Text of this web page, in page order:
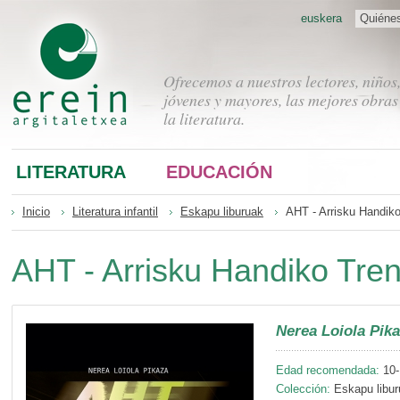
Ofrecemos a nuestros lectores, niños,
jóvenes y mayores, las mejores
la literatura.
euskera
LITERATURA EDUCACIÓN
Inicio Literatura infantil Eskapu liburuak AHT - Arrisku
AHT - Arrisku Handiko
Nerea Loiola
Edad recomendada:
Colección: Eskapu